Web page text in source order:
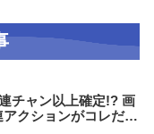
連チャン以上確定!? 画
クションがコレだ!